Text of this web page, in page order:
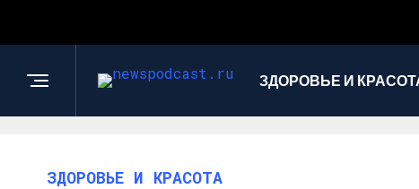
ЗДОРОВЬЕ И
ЗДОРОВЬЕ И КРАСОТА